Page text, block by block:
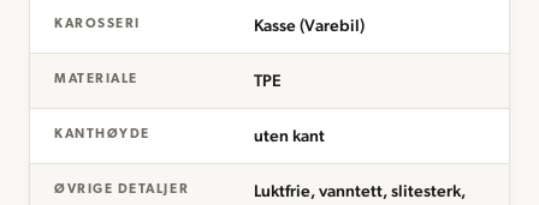
KAROSSERI Kasse (Varebil)
MATERIALE TPE
KANTHØYDE uten kant
ØVRIGE DETALJER
Luktfrie, vanntett, slitesterk,